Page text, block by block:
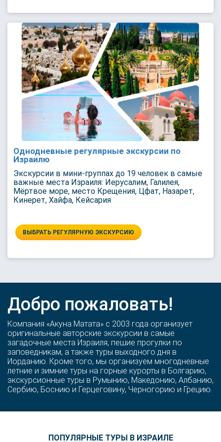
Однодневные регулярные экскурсии по
Израилю
Экскурсии в мини-группах до 19 человек в самые
важные места Израиля: Иерусалим, Галилея,
Мёртвое море, место Крещения, Цфат, Назарет,
Кинерет, Хайфа, Кейсария
ВЫБРАТЬ РЕГУЛЯРНУЮ ЭКСКУРСИЮ
Добро пожаловать!
Компания «Акуна Матата» с 2003 года организует
оригинальные авторские экскурсии в самые
загадочные места Израиля, пешие прогулки по
заповедникам, а также туры выходного дня в
Иорданию. Кроме того, мы организуем многодневные
летние и зимние туры на горные курорты в Болгарию,
экскурсионные туры в Румынию, Македонию, Албанию,
Сербию, Боснию и Герцеговину, Черногорию и Грецию.
ПОПУЛЯРНЫЕ ТУРЫ В ИЗРАИЛЕ